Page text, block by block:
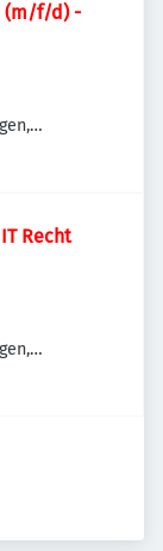
(m/f/d) -
Recht